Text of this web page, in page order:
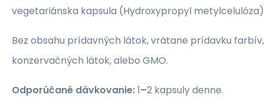
vegetariánska kapsula (Hydroxypropyl
Bez obsahu prídavných látok, vrátane prídavku
konzervačných látok, alebo GMO.
Odporúčané dávkovanie:1–2 kapsuly denne.